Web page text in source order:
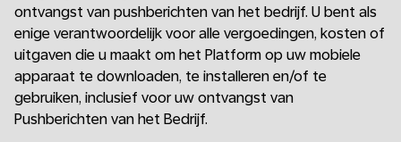
ontvangst van pushberichten van het bedrijf. U bent als
enige verantwoordelijk voor alle vergoedingen, kosten of
uitgaven die u maakt om het Platform op uw mobiele
apparaat te downloaden, te installeren en/of te
gebruiken, inclusief voor uw ontvangst van
Pushberichten van het Bedrijf.